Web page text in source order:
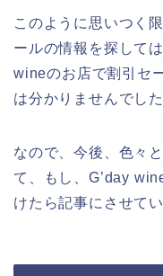
このように思いつく
ールの情報を探して
wineのお店で割引セ
は分かりませんでした
なので、今後、色々
て、もし、G’day
けたら記事にさせて